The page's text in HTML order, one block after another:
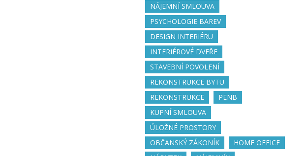
NÁJEMNÍ SMLOUVA
PSYCHOLOGIE BAREV
DESIGN INTERIÉRU
INTERIÉROVÉ DVEŘE
STAVEBNÍ POVOLENÍ
REKONSTRUKCE BYTU
REKONSTRUKCE
PENB
KUPNÍ SMLOUVA
ÚLOŽNÉ PROSTORY
OBČANSKÝ ZÁKONÍK
HOME OFFICE